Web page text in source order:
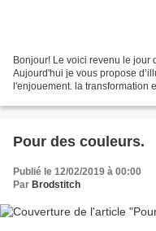
Bonjour! Le voici revenu le jour
Aujourd'hui je vous propose
l'enjouement. la transformation
Pour des couleurs.
Publié le 12/02/2019 à 00:00
Par Brodstitch